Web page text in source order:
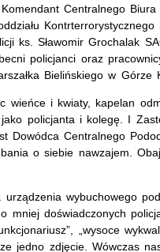
Centralnego
ks. Sławomir Grochalak
policjanci oraz
Bielińskiego w Górze
wieńce i kwiaty, kapelan
policjanta i kolegę. I
Centralnego
o siebie nawzajem.
wybuchowego
doświadczonych
„wysoce
jedno zdjęcie. Wówczas